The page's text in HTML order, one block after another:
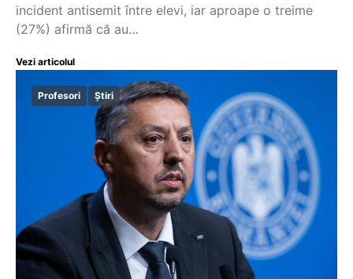
incident antisemit între elevi, iar aproape o treime
(27%) afirmă că au…
Vezi articolul
Profesori Știri